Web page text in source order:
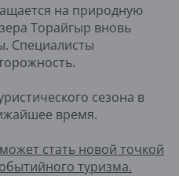
на природную
Торайгыр вновь
Специалисты
сезона в
время.
стать новой точкой
туризма.